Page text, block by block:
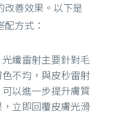
改善效果。以下是
方式：
纖雷射主要針對毛
不均，與皮秒雷射
以進一步提升膚質
立即回覆皮膚光滑